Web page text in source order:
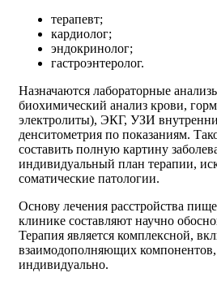
терапевт;
кардиолог;
эндокринолог;
гастроэнтеролог.
Назначаются лабораторные
биохимический анализ крови,
электролиты), ЭКГ, УЗИ
денситометрия по показаниям.
составить полную картину
индивидуальный план терапии,
соматические патологии.
Основу лечения расстройства
клинике составляют научно
Терапия является комплексной,
взаимодополняющих
индивидуально.